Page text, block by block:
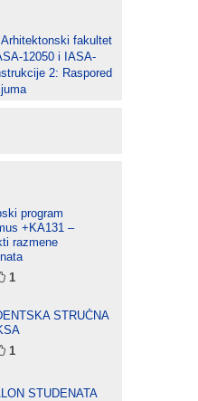
fakultet
12050 i IASA-
2: Raspored
program
+KA131 –
razmene
1
STRUČNA
1
STUDENATA